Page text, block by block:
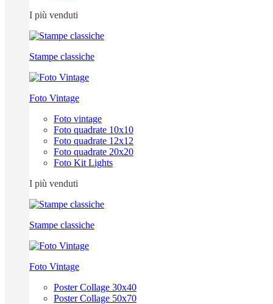
I più venduti
Stampe classiche
Foto Vintage
Foto vintage
Foto quadrate 10x10
Foto quadrate 12x12
Foto quadrate 20x20
Foto Kit Lights
I più venduti
Stampe classiche
Foto Vintage
Poster Collage 30x40
Poster Collage 50x70